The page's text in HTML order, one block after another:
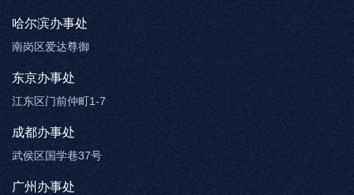
哈尔滨办事处
南岗区爱达尊御
东京办事处
江东区门前仲町1-7
成都办事处
武侯区国学巷37号
广州办事处